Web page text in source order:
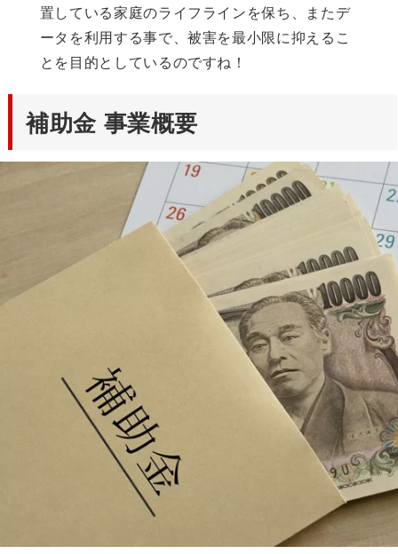
置している家庭のライフラインを保ち、またデ
ータを利用する事で、被害を最小限に抑えるこ
とを目的としているのですね！
補助金 事業概要